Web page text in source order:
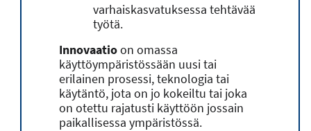
varhaiskasvatuksessa tehtävää
työtä.
Innovaatioon omassa
käyttöympäristössään uusi tai
erilainen prosessi, teknologia tai
käytäntö, jota on jo kokeiltu tai joka
on otettu rajatusti käyttöön jossain
paikallisessa ympäristössä.